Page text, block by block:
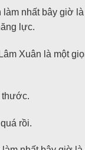
làm nhất bây giờ
lực.
Xuân là một
thước.
rồi.